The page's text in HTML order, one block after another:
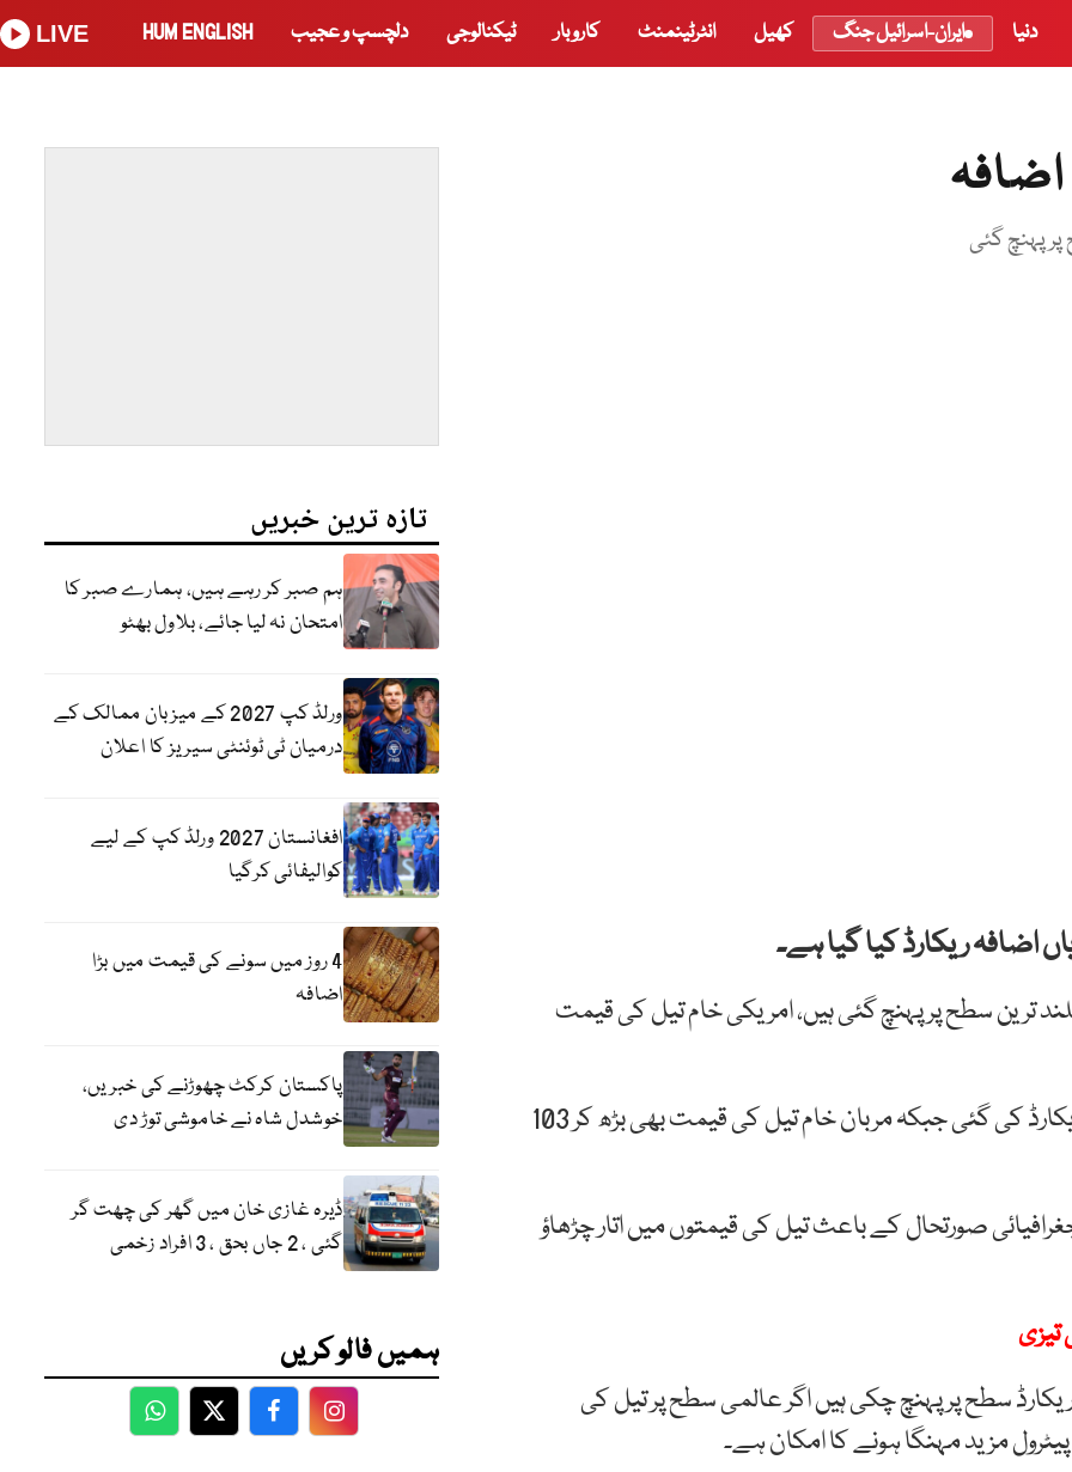
دنیا ایران-اسرائیل جنگ کھیل انٹرٹینمنٹ کاروبار ٹیکنالوجی دلچسپ و عجیب HUM ENGLISH
LIVE
اضافہ ریکارڈ کیا گیا ہے۔
ترین سطح پر پہنچ گئی ہیں، امریکی خام تیل کی قیمت
برینٹ خام تیل کی قیمت 106 اعشاریہ 5 ڈالر فی بیرل ریکارڈ کی گئی جبکہ مربان خام تیل کی قیمت بھی بڑھ کر 103
صورتحال کے باعث تیل کی قیمتوں میں اتار چڑھاؤ
تیزی
سطح پر پہنچ چکی ہیں اگر عالمی سطح پر تیل کی
مزید مہنگا ہونے کا امکان ہے۔
تازہ ترین خبریں
ہم صبر کر رہے ہیں، ہمارے صبر کا
امتحان نہ لیا جائے، بلاول بھٹو
ورلڈ کپ 2027 کے میزبان ممالک کے
درمیان ٹی ٹوئنٹی سیریز کا اعلان
افغانستان 2027 ورلڈ کپ کے لیے
کوالیفائی کرگیا
4 روز میں سونے کی قیمت میں بڑا
اضافہ
پاکستان کرکٹ چھوڑنے کی خبریں،
خوشدل شاہ نے خاموشی توڑ دی
ڈیرہ غازی خان میں گھر کی چھت گر
گئی ، 2 جاں بحق ، 3 افراد زخمی
ہمیں فالو کریں
WhatsApp
TwitterFacebookFacebook